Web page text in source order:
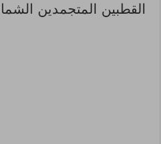
القطبين المتجمدين